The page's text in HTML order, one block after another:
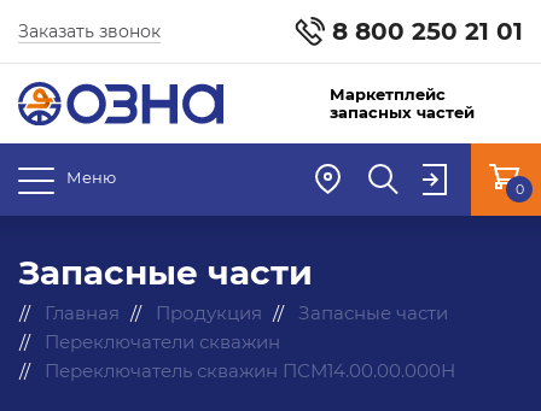
8 800 250 21 01
Заказать звонок
Маркетплейс
запасных частей
Меню
0
Запасные части
Главная Продукция
Запасные части
Переключатели скважин
Переключатель скважин ПСМ14.00.00.000Н